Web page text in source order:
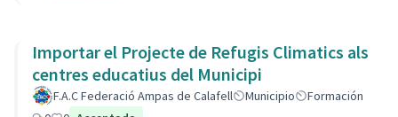
Importar el Projecte de Refugis Climatics als
centres educatius del Municipi
F.A.C Federació Ampas de Calafell Municipio
Formación